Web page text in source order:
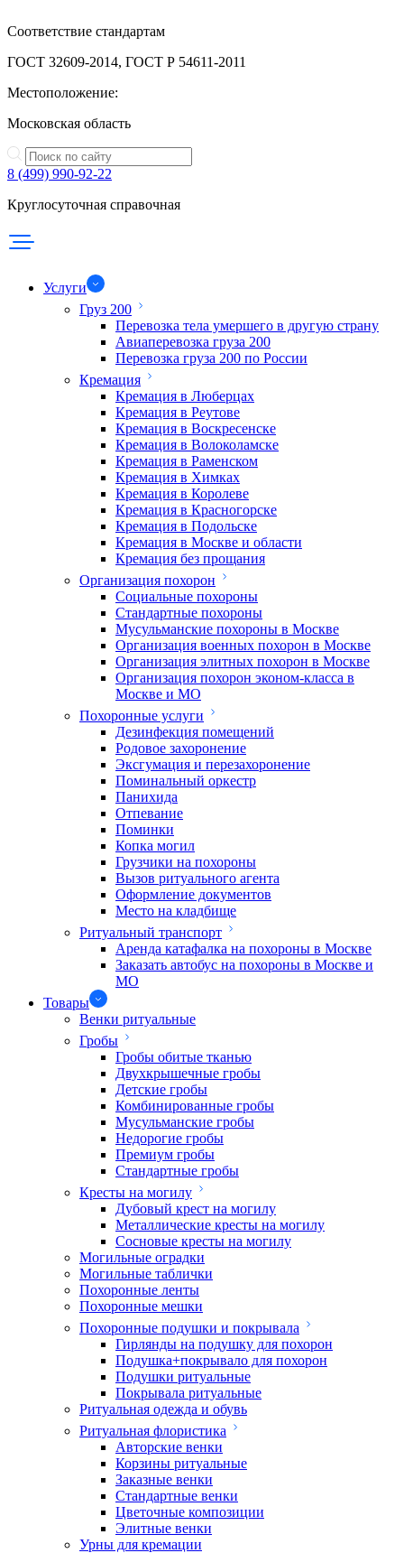
Соответствие стандартам
ГОСТ 32609-2014, ГОСТ Р 54611-2011
Местоположение:
Московская область
8 (499) 990-92-22
Круглосуточная справочная
Услуги
Груз 200
Перевозка тела умершего в другую страну
Авиаперевозка груза 200
Перевозка груза 200 по России
Кремация
Кремация в Люберцах
Кремация в Реутове
Кремация в Воскресенске
Кремация в Волоколамске
Кремация в Раменском
Кремация в Химках
Кремация в Королеве
Кремация в Красногорске
Кремация в Подольске
Кремация в Москве и области
Кремация без прощания
Организация похорон
Социальные похороны
Стандартные похороны
Мусульманские похороны в Москве
Организация военных похорон в Москве
Организация элитных похорон в Москве
Организация похорон эконом-класса в
Москве и МО
Похоронные услуги
Дезинфекция помещений
Родовое захоронение
Эксгумация и перезахоронение
Поминальный оркестр
Панихида
Отпевание
Поминки
Копка могил
Грузчики на похороны
Вызов ритуального агента
Оформление документов
Место на кладбище
Ритуальный транспорт
Аренда катафалка на похороны в Москве
Заказать автобус на похороны в Москве и
МО
Товары
Венки ритуальные
Гробы
Гробы обитые тканью
Двухкрышечные гробы
Детские гробы
Комбинированные гробы
Мусульманские гробы
Недорогие гробы
Премиум гробы
Стандартные гробы
Кресты на могилу
Дубовый крест на могилу
Металлические кресты на могилу
Сосновые кресты на могилу
Могильные оградки
Могильные таблички
Похоронные ленты
Похоронные мешки
Похоронные подушки и покрывала
Гирлянды на подушку для похорон
Подушка+покрывало для похорон
Подушки ритуальные
Покрывала ритуальные
Ритуальная одежда и обувь
Ритуальная флористика
Авторские венки
Корзины ритуальные
Заказные венки
Стандартные венки
Цветочные композиции
Элитные венки
Урны для кремации